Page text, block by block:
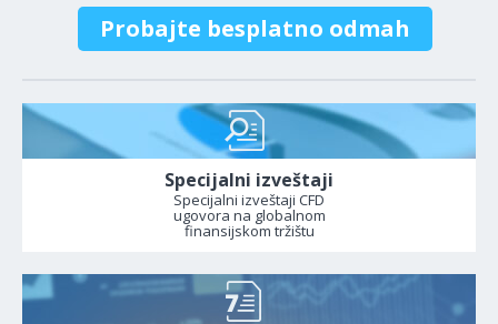
Probajte besplatno odmah
Specijalni izveštaji
Specijalni izveštaji CFD
ugovora na globalnom
finansijskom tržištu